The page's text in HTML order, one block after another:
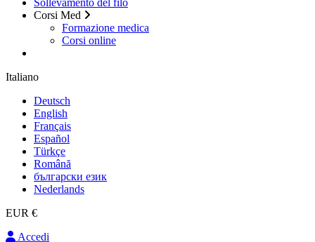
Sollevamento del filo
Corsi Med
Formazione medica
Corsi online
Italiano
Deutsch
English
Français
Español
Türkçe
Română
български език
Nederlands
EUR €
Accedi